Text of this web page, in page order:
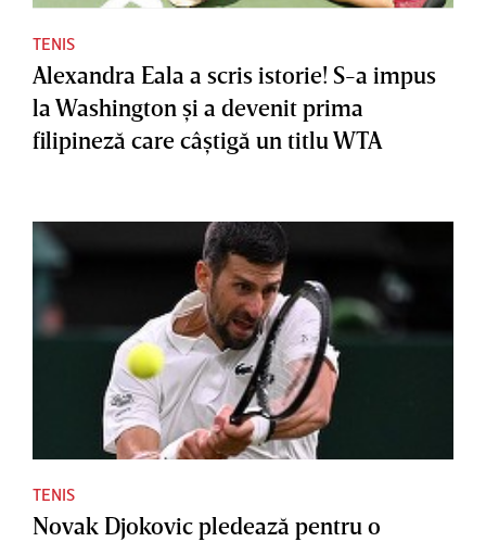
TENIS
Alexandra Eala a scris istorie! S-a impus
la Washington şi a devenit prima
filipineză care câştigă un titlu WTA
TENIS
Novak Djokovic pledează pentru o